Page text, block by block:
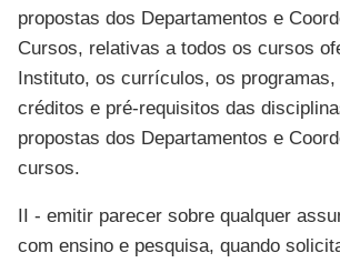
propostas dos Departamentos e
Cursos, relativas a todos os cursos
Instituto, os currículos, os programas,
créditos e pré-requisitos das
propostas dos Departamentos e
cursos.
II - emitir parecer sobre qualquer
com ensino e pesquisa, quando